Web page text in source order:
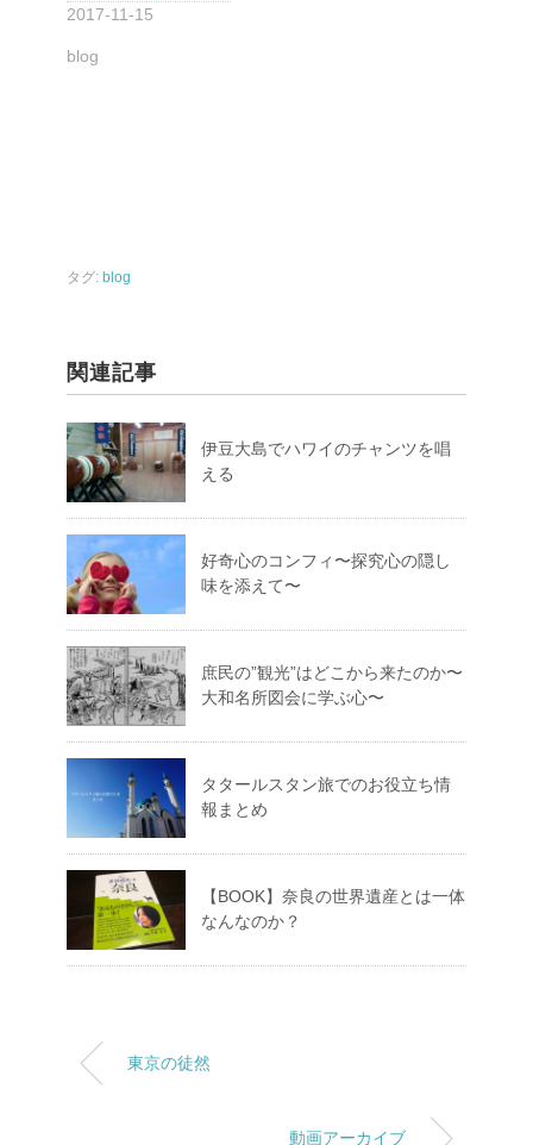
2017-11-15
blog
タグ: blog
関連記事
伊豆大島でハワイのチャンツを唱
える
好奇心のコンフィ〜探究心の隠し
味を添えて〜
庶民の”観光”はどこから来たのか〜
大和名所図会に学ぶ心〜
タタールスタン旅でのお役立ち情
報まとめ
【BOOK】奈良の世界遺産とは一体
なんなのか？
東京の徒然
動画アーカイブ